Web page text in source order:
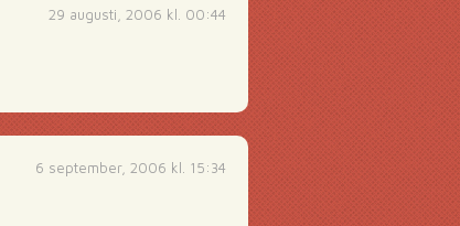
29 augusti, 2006 kl. 00:44
6 september, 2006 kl. 15:34